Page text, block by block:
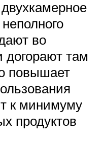
во
догорают там
повышает
к минимуму
продуктов